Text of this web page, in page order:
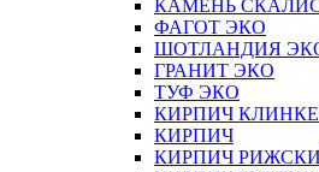
КАМЕНЬ
ФАГОТ ЭКО
ШОТЛАНДИЯ
ГРАНИТ ЭКО
ТУФ ЭКО
КИРПИЧ
КИРПИЧ
КИРПИЧ